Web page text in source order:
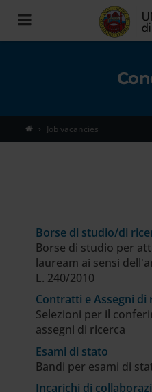
Toggle
navigation
Job vacancies
Borse di studio/di
Borse di studio per
lauream ai sensi
L. 240/2010
Contratti e Assegni di
Selezioni per il
assegni di ricerca
Esami di stato
Bandi per esami di
Incarichi di